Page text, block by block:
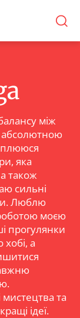
між
абсолютною
яка
також
сильні
Люблю
моєю
прогулянки
а
та
ідеї.